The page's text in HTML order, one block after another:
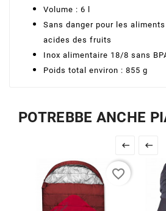
Volume : 6 l
Sans danger pour les
acides des fruits
Inox alimentaire 18/8 sans
Poids total environ : 855 g
POTREBBE ANCHE
 
favorite_border